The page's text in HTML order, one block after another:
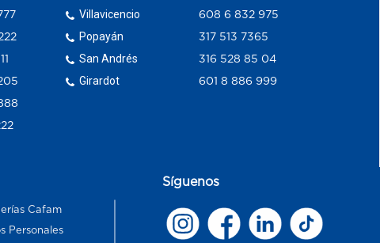
Villavicencio
Popayán
San Andrés
Girardot
608 6 832 975
317 513 7365
316 528 85 04
601 8 886 999
Cafam
Personales
Síguenos